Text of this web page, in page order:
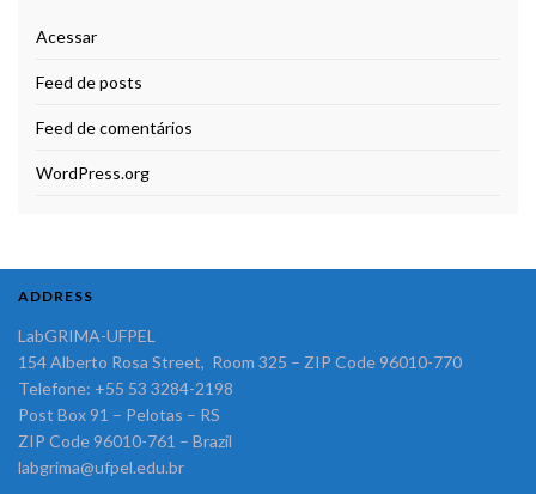
Acessar
Feed de posts
Feed de comentários
WordPress.org
ADDRESS
LabGRIMA-UFPEL
154 Alberto Rosa Street, Room 325 – ZIP Code 96010-770
Telefone: +55 53 3284-2198
Post Box 91 – Pelotas – RS
ZIP Code 96010-761 – Brazil
labgrima@ufpel.edu.br